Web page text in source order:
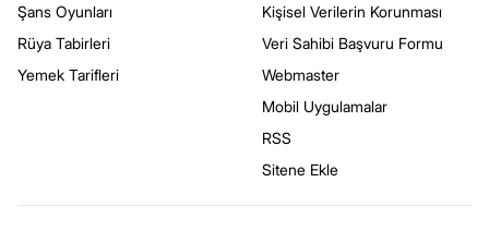
Şans Oyunları
Rüya Tabirleri
Yemek Tarifleri
Kişisel Verilerin Korunması
Veri Sahibi Başvuru Formu
Webmaster
Mobil Uygulamalar
RSS
Sitene Ekle